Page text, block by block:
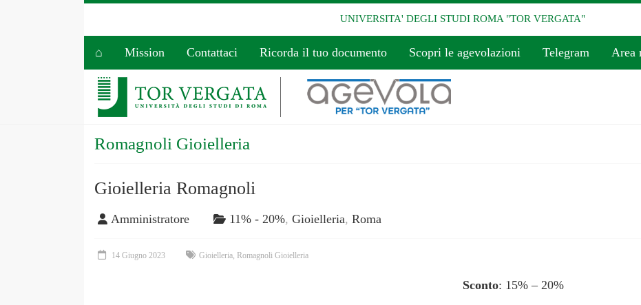
UNIVERSITA' DEGLI STUDI ROMA "TOR VERGATA"
⌂ Mission Contattaci Ricorda il tuo documento Scopri le agevolazioni Telegram Area
Romagnoli Gioielleria
Gioielleria Romagnoli
Amministratore 11% - 20%, Gioielleria, Roma
14 Giugno 2023 Gioielleria, Romagnoli Gioielleria
Sconto: 15% – 20%